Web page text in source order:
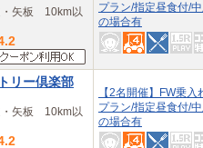
矢板 10km以
プラン/指定昼食付/
の場合有
リー倶楽部
矢板 10km以
【2名開催】FW乗入
プラン/指定昼食付/
の場合有